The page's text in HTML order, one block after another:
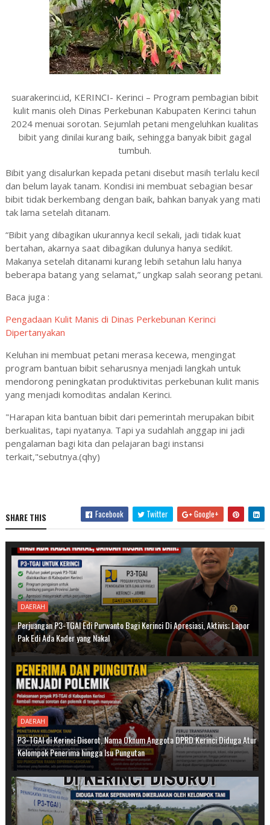
suarakerinci.id, KERINCI- Kerinci – Program pembagian bibit
kulit manis oleh Dinas Perkebunan Kabupaten Kerinci tahun
2024 menuai sorotan. Sejumlah petani mengeluhkan kualitas
bibit yang dinilai kurang baik, sehingga banyak bibit gagal
tumbuh.
Bibit yang disalurkan kepada petani disebut masih terlalu kecil
dan belum layak tanam. Kondisi ini membuat sebagian besar
bibit tidak berkembang dengan baik, bahkan banyak yang mati
tak lama setelah ditanam.
“Bibit yang dibagikan ukurannya kecil sekali, jadi tidak kuat
bertahan, akarnya saat dibagikan dulunya hanya sedikit.
Makanya setelah ditanami kurang lebih setahun lalu hanya
beberapa batang yang selamat,” ungkap salah seorang petani.
Baca juga :
Pengadaan Kulit Manis di Dinas Perkebunan Kerinci
Dipertanyakan
Keluhan ini membuat petani merasa kecewa, mengingat
program bantuan bibit seharusnya menjadi langkah untuk
mendorong peningkatan produktivitas perkebunan kulit manis
yang menjadi komoditas andalan Kerinci.
"Harapan kita bantuan bibit dari pemerintah merupakan bibit
berkualitas, tapi nyatanya. Tapi ya sudahlah anggap ini jadi
pengalaman bagi kita dan pelajaran bagi instansi
terkait,"sebutnya.(qhy)
SHARE THIS Facebook Twitter Google+
DAERAH
Perjuangan P3-TGAI Edi Purwanto Bagi Kerinci Di Apresiasi, Aktivis; Lapor
Pak Edi Ada Kader yang Nakal
DAERAH
P3-TGAI di Kerinci Disorot, Nama Oknum Anggota DPRD Kerinci Diduga Atur
Kelompok Penerima hingga Isu Pungutan